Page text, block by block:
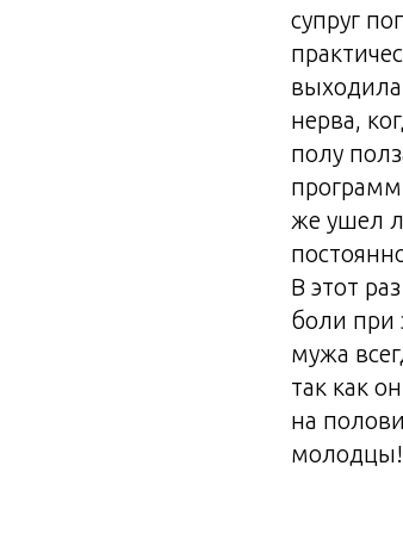
супруг
нерва,
полу
же ушел
В этот
боли при
мужа
так как
на